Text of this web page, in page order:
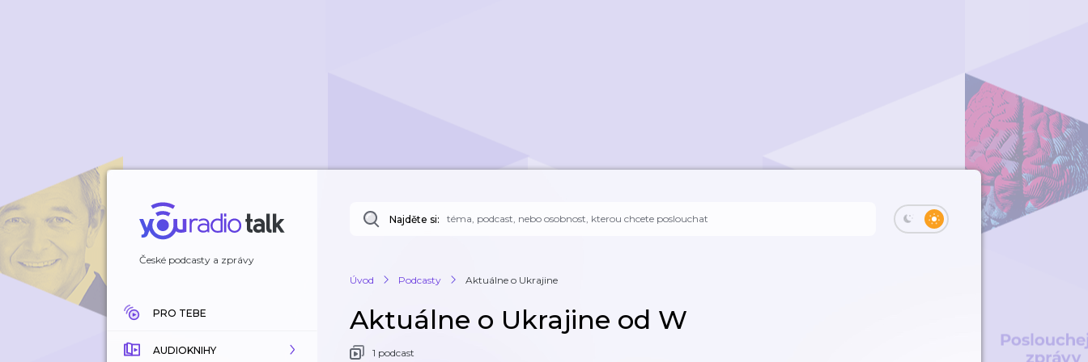
České podcasty a zprávy
PRO TEBE
AUDIOKNIHY
Najděte si:
Úvod Podcasty Aktuálne o Ukrajine
Aktuálne o Ukrajine od W
1 podcast